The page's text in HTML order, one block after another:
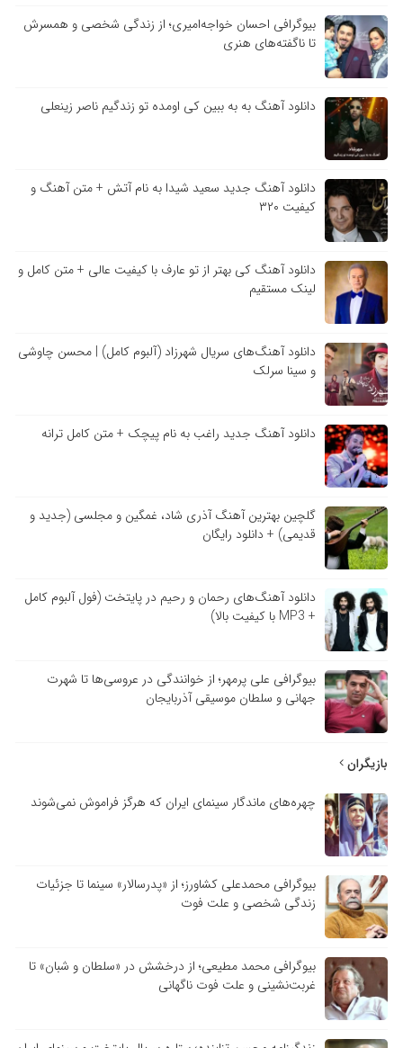
بیوگرافی احسان خواجه‌امیری؛ از زندگی شخصی و همسرش
تا ناگفته‌های هنری
دانلود آهنگ به به ببین کی اومده تو زندگیم ناصر زینعلی
دانلود آهنگ جدید سعید شیدا به نام آتش + متن آهنگ و
کیفیت ۳۲۰
دانلود آهنگ کی بهتر از تو عارف با کیفیت عالی + متن کامل و
لینک مستقیم
دانلود آهنگ‌های سریال شهرزاد (آلبوم کامل) | محسن چاوشی
و سینا سرلک
دانلود آهنگ جدید راغب به نام پیچک + متن کامل ترانه
گلچین بهترین آهنگ آذری شاد، غمگین و مجلسی (جدید و
قدیمی) + دانلود رایگان
دانلود آهنگ‌های رحمان و رحیم در پایتخت (فول آلبوم کامل
+ MP3 با کیفیت بالا)
بیوگرافی علی پرمهر؛ از خوانندگی در عروسی‌ها تا شهرت
جهانی و سلطان موسیقی آذربایجان
بازیگران
چهره‌های ماندگار سینمای ایران که هرگز فراموش نمی‌شوند
بیوگرافی محمدعلی کشاورز؛ از «پدرسالار» سینما تا جزئیات
زندگی شخصی و علت فوت
بیوگرافی محمد مطیعی؛ از درخشش در «سلطان و شبان» تا
غربت‌نشینی و علت فوت ناگهانی